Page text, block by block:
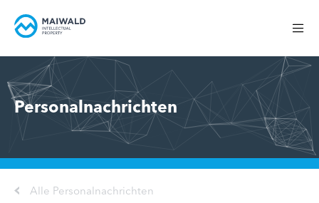
Personalnachrichten
Alle Personalnachrichten